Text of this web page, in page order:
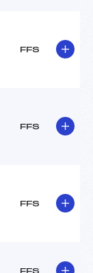
FFS
FFS
FFS
FFS